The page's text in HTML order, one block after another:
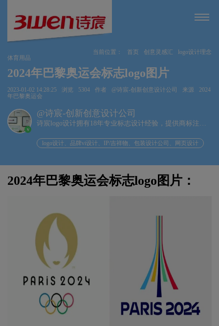
当前位置： 首页 创意灵感汇
logo设计理念
体育用品
2024年巴黎奥运会标志logo图片
2023-01-02 14:28:25 浏览 5304 作者 @诗宸-创新创意设计公司 来源
2024
年巴黎奥运会
v
@诗宸-创新创意设计公司
诗宸logo设计拥有18年专业标志设计经验，提供商标注册
logo设计、品牌vi设计、IP/吉祥物、包装设计公司、网页设计
2024年巴黎奥运会标志logo图片：